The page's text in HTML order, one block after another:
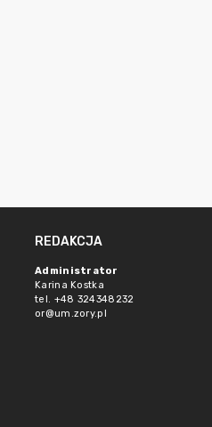
REDAKCJA
Administrator
Karina Kostka
tel. +48 324348232
or@um.zory.pl